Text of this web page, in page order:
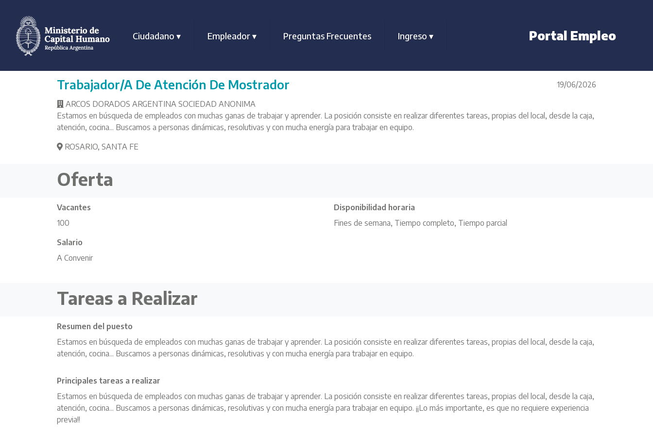
Ciudadano ▾ Empleador▾ Preguntas Frecuentes Ingreso ▾ Portal Empleo
19/06/2026
Trabajador/a De Atención De Mostrador
ARCOS DORADOS ARGENTINA SOCIEDAD ANONIMA
Estamos en búsqueda de empleados con muchas ganas de trabajar y aprender. La posición consiste en realizar diferentes tareas, propias del local, desde la caja,
atención, cocina... Buscamos a personas dinámicas, resolutivas y con mucha energía para trabajar en equipo.
ROSARIO, SANTA FE
Oferta
Vacantes
100
Disponibilidad horaria
Fines de semana, Tiempo completo, Tiempo parcial
Salario
A Convenir
Tareas a Realizar
Resumen del puesto
Estamos en búsqueda de empleados con muchas ganas de trabajar y aprender. La posición consiste en realizar diferentes tareas, propias del local, desde la caja,
atención, cocina... Buscamos a personas dinámicas, resolutivas y con mucha energía para trabajar en equipo.
Principales tareas a realizar
Estamos en búsqueda de empleados con muchas ganas de trabajar y aprender. La posición consiste en realizar diferentes tareas, propias del local, desde la caja,
atención, cocina... Buscamos a personas dinámicas, resolutivas y con mucha energía para trabajar en equipo. ¡¡Lo más importante, es que no requiere experiencia
previa!!